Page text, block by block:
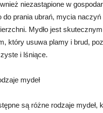
niezastąpione w
do prania ubrań, mycia
Mydło jest
który usuwa plamy i brud,
i lśniące.
mydeł
są różne rodzaje mydeł,